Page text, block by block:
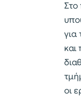
Στο
για
οι